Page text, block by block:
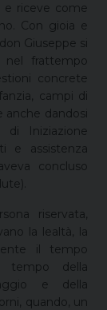
e riceve come
Con gioia e
Giuseppe si
nel frattempo
concrete
campi di
anche dandosi
di Iniziazione
e assistenza
concluso
riservata,
la lealtà, la
il tempo
della
e della
quando, un